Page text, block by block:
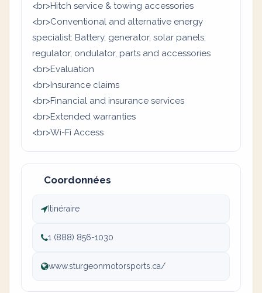
<br>Hitch service & towing accessories
<br>Conventional and alternative energy
specialist: Battery, generator, solar panels,
regulator, ondulator, parts and accessories
<br>Evaluation
<br>Insurance claims
<br>Financial and insurance services
<br>Extended warranties
<br>Wi-Fi Access
Coordonnées
Itinéraire
1 (888) 856-1030
www.sturgeonmotorsports.ca/